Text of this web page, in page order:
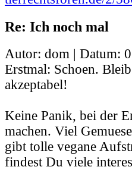
Re: Ich noch mal
Autor: dom | Datum:
Erstmal: Schoen.
akzeptabel!
Keine Panik, bei der
machen. Viel
gibt tolle vegane
findest Du viele